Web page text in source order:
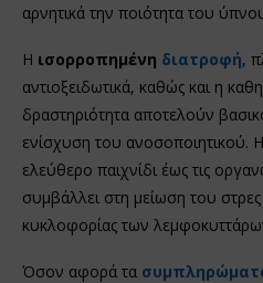
αρνητικά την ποιότητα του
Η ισορροπημένη διατροφή,
αντιοξειδωτικά, καθώς και η
δραστηριότητα αποτελούν
ενίσχυση του ανοσοποιητικού. Η
ελεύθερο παιχνίδι έως τις
συμβάλλει στη μείωση του
κυκλοφορίας των
Όσον αφορά τα